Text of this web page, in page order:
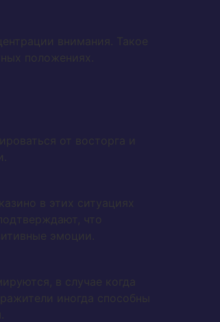
внимания. Такое
положениях.
от восторга и
в этих ситуациях
что
эмоции.
в случае когда
иногда способны